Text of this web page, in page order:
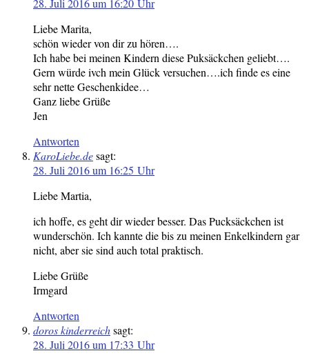
28. Juli 2016 um 16:20 Uhr
Liebe Marita,
schön wieder von dir zu hören….
Ich habe bei meinen Kindern diese Puksäckchen geliebt….
Gern würde ivch mein Glück versuchen….ich finde es eine
sehr nette Geschenkidee…
Ganz liebe Grüße
Jen
Antworten
KaroLiebe.desagt:
28. Juli 2016 um 16:25 Uhr
Liebe Martia,
ich hoffe, es geht dir wieder besser. Das Pucksäckchen ist
wunderschön. Ich kannte die bis zu meinen Enkelkindern gar
nicht, aber sie sind auch total praktisch.
Liebe Grüße
Irmgard
Antworten
doros kinderreichsagt:
28. Juli 2016 um 17:33 Uhr